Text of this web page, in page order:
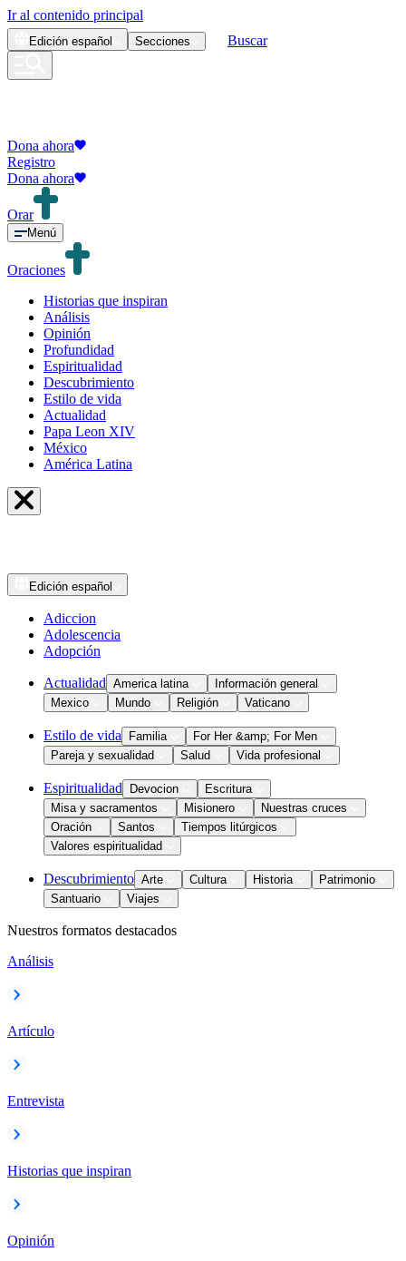
Ir al contenido principal
Edición español Secciones Buscar
Dona ahora
Registro
Dona ahora
Orar
Menú
Oraciones
Historias que inspiran
Análisis
Opinión
Profundidad
Espiritualidad
Descubrimiento
Estilo de vida
Actualidad
Papa Leon XIV
México
América Latina
Edición español
Adiccion
Adolescencia
Adopción
Actualidad America latina
Información general
Mexico
Mundo Religión Vaticano
Estilo de vida Familia
For Her &amp; For Men
Pareja y sexualidad
Salud Vida profesional
Espiritualidad Devocion
Escritura
Misa y sacramentos
Misionero
Nuestras cruces
Oración
Santos
Tiempos litúrgicos
Valores espiritualidad
Descubrimiento Arte Cultura Historia
Patrimonio
Santuario
Viajes
Nuestros formatos destacados
Análisis
Artículo
Entrevista
Historias que inspiran
Opinión